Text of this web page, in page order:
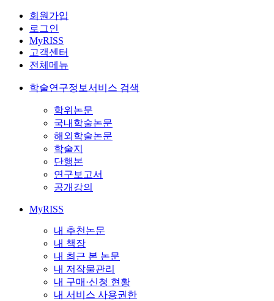
회원가입
로그인
MyRISS
고객센터
전체메뉴
학술연구정보서비스 검색
학위논문
국내학술논문
해외학술논문
학술지
단행본
연구보고서
공개강의
MyRISS
내 추천논문
내 책장
내 최근 본 논문
내 저작물관리
내 구매·신청 현황
내 서비스 사용권한